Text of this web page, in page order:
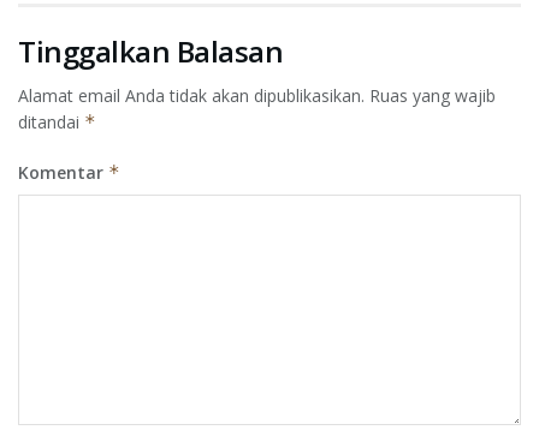
Tinggalkan Balasan
Alamat email Anda tidak akan dipublikasikan. Ruas yang wajib
ditandai *
Komentar *